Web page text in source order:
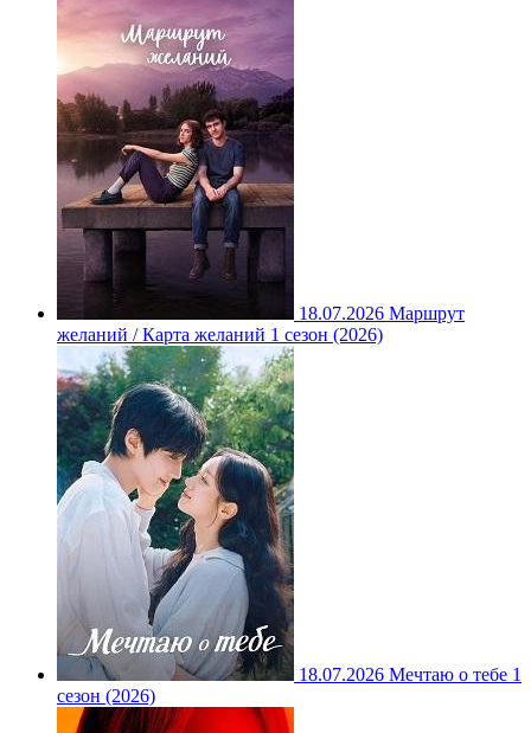
18.07.2026 Маршрут
желаний / Карта желаний 1 сезон (2026)
18.07.2026 Мечтаю о тебе 1
сезон (2026)